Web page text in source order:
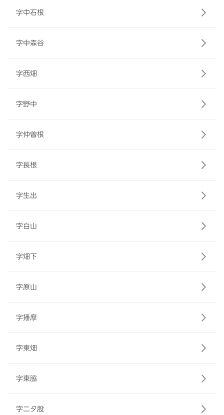
字中石根
字中森谷
字西畑
字野中
字仲曽根
字長根
字生出
字白山
字畑下
字原山
字播摩
字東畑
字東脇
字二タ股